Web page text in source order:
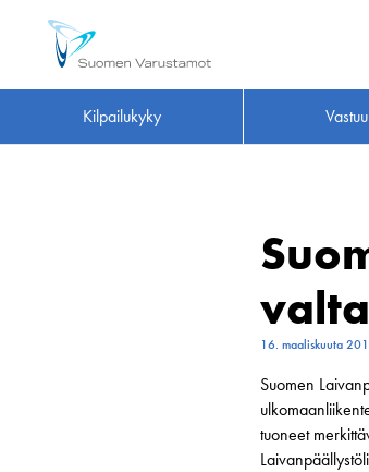
Kilpailukyky
16. maaliskuuta
Suomen
tuoneet